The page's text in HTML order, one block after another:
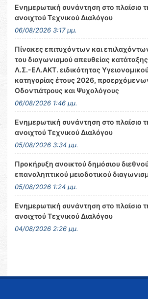
Ενημερωτική συνάντηση στο πλαίσιο
ανοιχτού Τεχνικού Διαλόγου
06/08/2026 3:17 μμ.
Πίνακες επιτυχόντων και
του διαγωνισμού απευθείας
Λ.Σ.-ΕΛ.ΑΚΤ. ειδικότητας Υγειονομικού
κατηγορίας έτους 2026,
Οδοντιάτρους και Ψυχολόγους
06/08/2026 1:46 μμ.
Ενημερωτική συνάντηση στο πλαίσιο
ανοιχτού Τεχνικού Διαλόγου
05/08/2026 3:34 μμ.
Προκήρυξη ανοικτού δημόσιου
επαναληπτικού μειοδοτικού
05/08/2026 1:24 μμ.
Ενημερωτική συνάντηση στο πλαίσιο
ανοιχτού Τεχνικού Διαλόγου
04/08/2026 2:26 μμ.